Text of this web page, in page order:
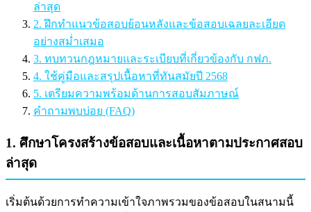
ล่าสุด
2. ฝึกทำแนวข้อสอบย้อนหลังและข้อสอบเฉลยละเอียด
อย่างสม่ำเสมอ
3. ทบทวนกฎหมายและระเบียบที่เกี่ยวข้องกับ กฟภ.
4. ใช้คู่มือและสรุปเนื้อหาที่ทันสมัยปี 2568
5. เตรียมความพร้อมด้านการสอบสัมภาษณ์
คำถามพบบ่อย (FAQ)
1. ศึกษาโครงสร้างข้อสอบและเนื้อหาตามประกาศสอบ
ล่าสุด
เริ่มต้นด้วยการทำความเข้าใจภาพรวมของข้อสอบในสนามนี้